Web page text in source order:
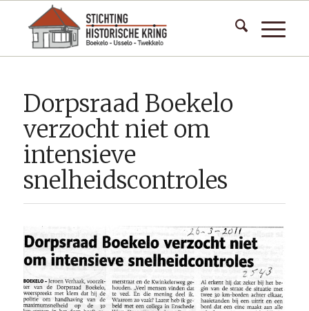
Dorpsraad Boekelo
verzocht niet om
intensieve
snelheidscontroles